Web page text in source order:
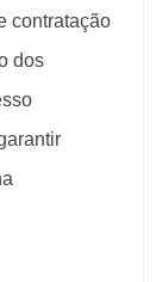
contratação
dos